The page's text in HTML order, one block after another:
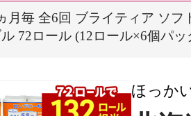
月毎 全6回 ブライティア ソ
72ロール (12ロール×6個パ
ほっか